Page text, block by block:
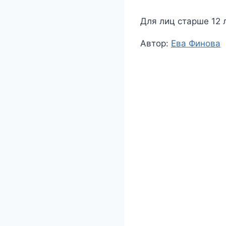
Для лиц старше 12
Метки
Автор: Ева Финова